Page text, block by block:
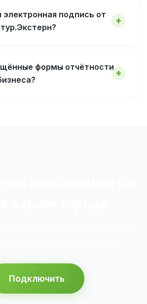
подпись от
формы отчётности
Подключить